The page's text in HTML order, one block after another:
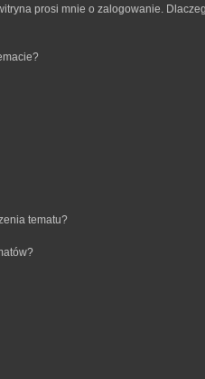
prosi mnie o zalogowanie.
tematu?